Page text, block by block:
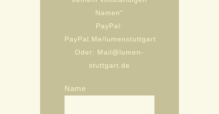
Namen“
PayPal:
PayPal.Me/lumenstuttgart
Oder: Mail@lumen-
stuttgart.de
Name